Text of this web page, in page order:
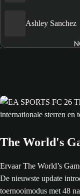
Ashley Sanchez
The World's
Ervaar The World’s
De nieuwste update
toernooimodus met 48